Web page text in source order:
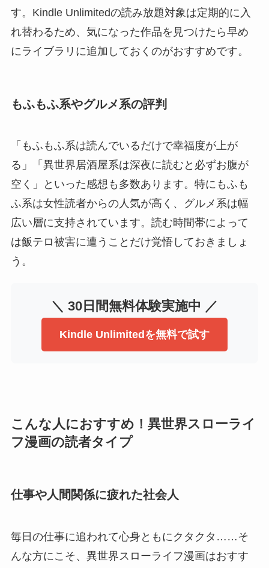
す。Kindle Unlimitedの読み放題対象は定期的に入
れ替わるため、気になった作品を見つけたら早め
にライブラリに追加しておくのがおすすめです。
もふもふ系やグルメ系の評判
「もふもふ系は読んでいるだけで幸福度が上が
る」「異世界居酒屋系は深夜に読むと必ずお腹が
空く」といった感想も多数あります。特にもふも
ふ系は女性読者からの人気が高く、グルメ系は幅
広い層に支持されています。読む時間帯によって
は飯テロ被害に遭うことだけ覚悟しておきましょ
う。
＼ 30日間無料体験実施中 ／
Kindle Unlimitedを無料で試す
こんな人におすすめ！異世界スローライ
フ漫画の読者タイプ
仕事や人間関係に疲れた社会人
毎日の仕事に追われて心身ともにクタクタ……そ
んな方にこそ、異世界スローライフ漫画はおすす